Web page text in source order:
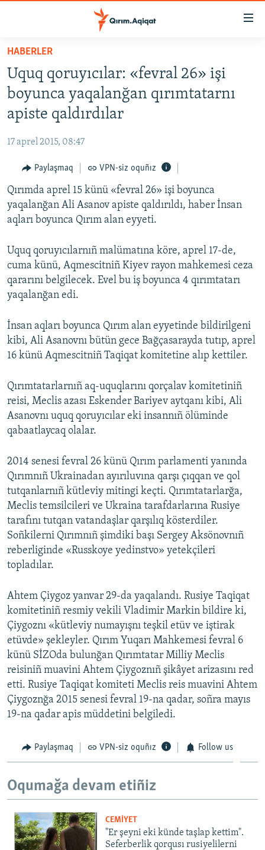
Esas
qaytmaq
Baş
navigatsiyağa
qaytmaq
Qıdıruvğa
qaytmaq
SİYASET
İQTİSADİYAT
MEDENİYET
İNSAN AQLARI
VİDEO
SÜRET
FİKİR
Русский
QOŞULIÑIZ!
RFE/RS bütün saytları
HABERLER
Uquq qoruyıcılar: «fevral 26» işi
boyunca yaqalanğan qırımtatarnı
apiste qaldırdılar
17 aprel 2015, 08:47
Paylaşmaq VPN-siz oquñız
Qırımda aprel 15 künü «fevral 26» işi boyunca
yaqalanğan Ali Asanov apiste qaldırıldı, haber İnsan
aqları boyunca Qırım alan eyyeti.
Uquq qoruyıcılarnıñ malümatına köre, aprel 17-de,
cuma künü, Aqmescitniñ Kiyev rayon mahkemesi ceza
qararını belgilecek. Evel bu iş boyunca 4 qırımtatarı
yaqalanğan edi.
İnsan aqları boyunca Qırım alan eyyetinde bildirilgeni
kibi, Ali Asanovnı bütün gece Bağçasarayda tutıp, aprel
16 künü Aqmescitniñ Taqiqat komitetine alıp kettiler.
Qırımtatarlarnıñ aq-uquqlarını qorçalav komitetiniñ
reisi, Meclis azası Eskender Bariyev aytqanı kibi, Ali
Asanovnı uquq qoruyıcılar eki insannıñ ölüminde
qabaatlaycaq olalar.
2014 senesi fevral 26 künü Qırım parlamenti yanında
Qırımnıñ Ukrainadan ayırıluvına qarşı çıqqan ve qol
tutqanlarnıñ kütleviy mitingi keçti. Qırımtatarlarğa,
Meclis temsilcileri ve Ukraina tarafdarlarına Rusiye
tarafını tutqan vatandaşlar qarşılıq kösterdiler.
Soñkilerni Qırımnıñ şimdiki başı Sergey Aksönovnıñ
reberliginde «Russkoye yedinstvo» yetekçileri
topladılar.
Ahtem Çiygoz yanvar 29-da yaqalandı. Rusiye Taqiqat
komitetiniñ resmiy vekili Vladimir Markin bildire ki,
Çiygoznı «kütleviy numayışnı teşkil etüv ve iştirak
etüvde» şekleyler. Qırım Yuqarı Mahkemesi fevral 6
künü SİZOda bulunğan Qırımtatar Milliy Meclis
reisiniñ muavini Ahtem Çiygoznıñ şikâyet arizasını red
etti. Rusiye Taqiqat komiteti Meclis reis muavini Ahtem
Çiygoznğa 2015 senesi fevral 19-na qadar, soñra mayıs
19-na qadar apis müddetini belgiledi.
Paylaşmaq VPN-siz oquñız Follow us
Oqumağa devam etiñiz
CEMİYET
"Er şeyni eki künde taşlap kettim".
Seferberlik qorqusı rusiyelilerni